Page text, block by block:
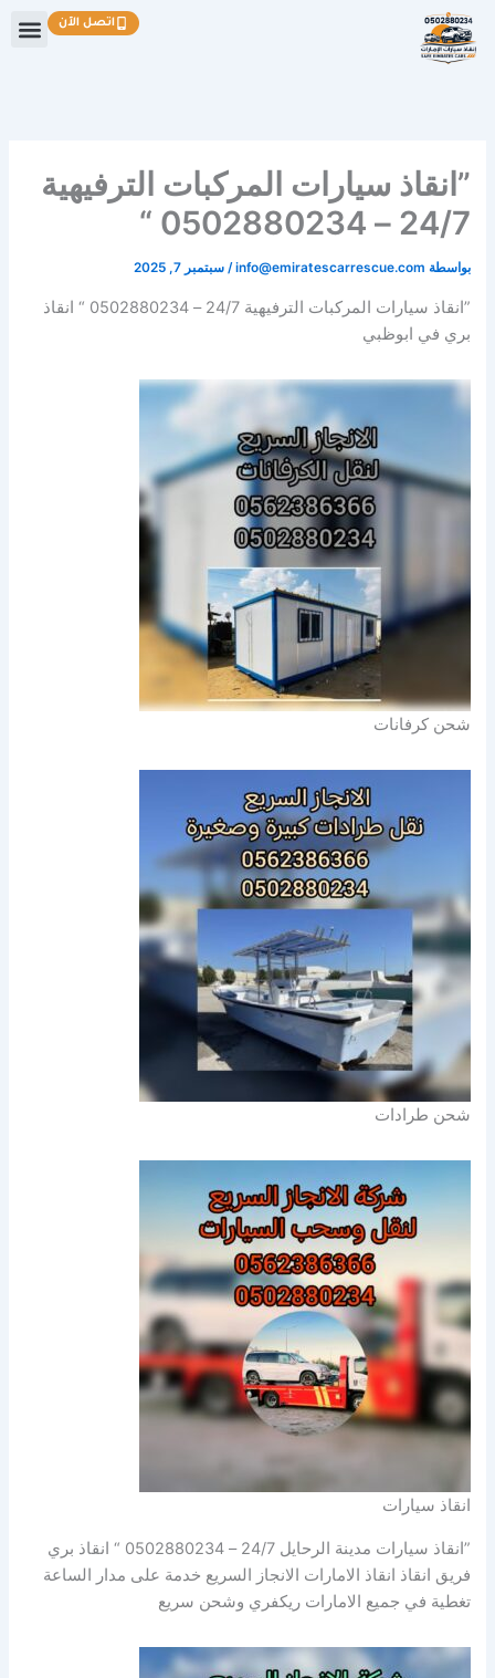
تخطي
إلى
المحتوى
اتصل الآن
”انقاذ سيارات المركبات الترفيهية
24/7 – 0502880234 “
بواسطة info@emiratescarrescue.com
/سبتمبر 7, 2025
”انقاذ سيارات المركبات الترفيهية 24/7 – 0502880234 “ انقاذ
بري في ابوظبي
شحن كرفانات
شحن طرادات
انقاذ سيارات
”انقاذ سيارات مدينة الرحايل 24/7 – 0502880234 “ انقاذ بري
فريق انقاذ انقاذ الامارات الانجاز السريع خدمة على مدار الساعة
تغطية في جميع الامارات ريكفري وشحن سريع